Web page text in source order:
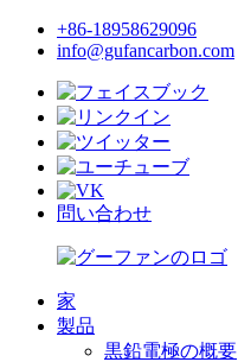
+86-18958629096
info@gufancarbon.com
問い合わせ
家
製品
黒鉛電極の概要